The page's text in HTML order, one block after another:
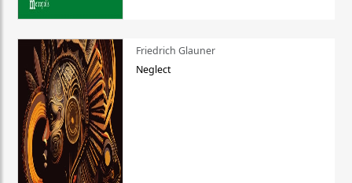
Friedrich Glauner
Neglect